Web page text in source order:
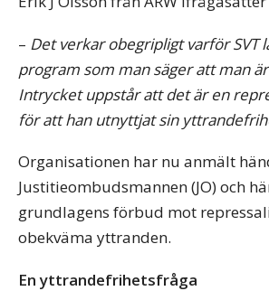
– Det verkar obegripligt varför SVT
program som man säger att man
Intrycket uppstår att det är en
för att han utnyttjat sin
Organisationen har nu anmält
Justitieombudsmannen (JO) och
grundlagens förbud mot
obekväma yttranden.
En yttrandefrihetsfråga